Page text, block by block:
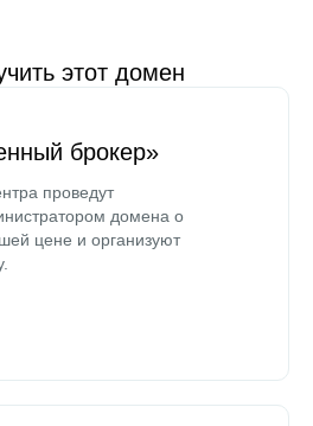
этот домен
брокер»
проведут
домена о
цене и организуют